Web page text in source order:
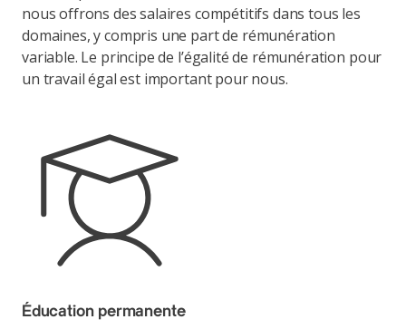
nous offrons des salaires compétitifs dans tous les
domaines, y compris une part de rémunération
variable. Le principe de l’égalité de rémunération pour
un travail égal est important pour nous.
Éducation permanente